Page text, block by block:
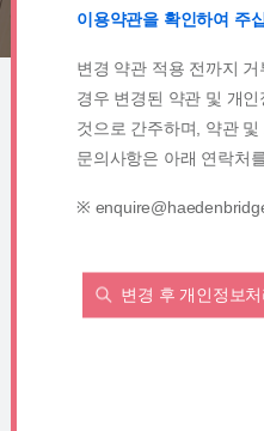
대표이사 : 남궁환식
통신판매업 신고번호 : 제 2023-서울
(06113) 서울특별시 강남구 강남대로
이용약관을 확인하여 주
변경 약관 적용 전까지
경우 변경된 약관 및 개
것으로 간주하며, 약관
문의사항은 아래 연락처
※
변경 후 개인정보